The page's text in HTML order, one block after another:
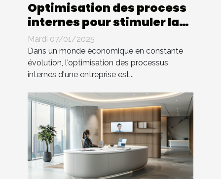
Optimisation des process
internes pour stimuler la
croissance d'entreprise
Mardi 07/01/2025
Dans un monde économique en constante
évolution, l'optimisation des processus
internes d'une entreprise est...